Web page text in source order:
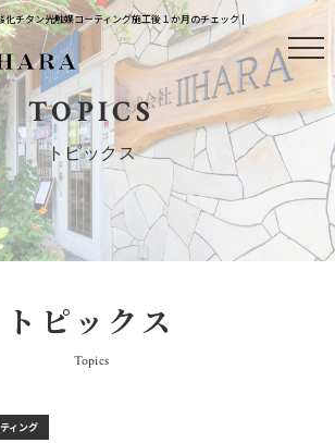
チタン光触媒コーティング施工後１か月のチェック |
TOPICS
トピックス
トピックス
Topics
ィング